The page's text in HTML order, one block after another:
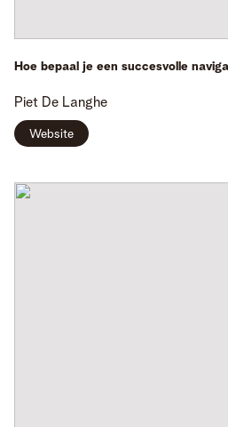
Hoe bepaal je een succesvolle
Piet De Langhe
Website